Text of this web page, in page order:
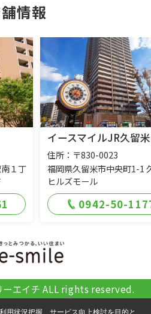
情報
１丁
イースマイルJR久留
住所：〒830-0023
福岡県久留米市中央町1-1
ヒルズモール
0942-50-
エイチ ALL rights reserved.
用状況把握、サービス向上検討を目的と